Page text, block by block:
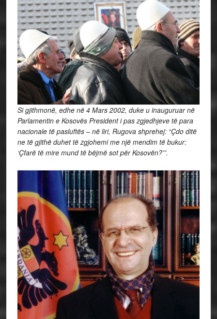
Si gjithmonë, edhe në 4 Mars 2002, duke u inauguruar në
Parlamentin e Kosovës President i pas zgjedhjeve të para
nacionale të pasluftës – në liri, Rugova shprehej: “Çdo ditë
ne të gjithë duhet të zgjohemi me një mendim të bukur:
‘Çfarë të mire mund të bëjmë sot për Kosovën?’”.